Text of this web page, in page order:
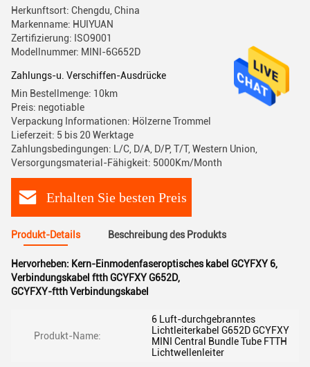
Herkunftsort: Chengdu, China
Markenname: HUIYUAN
Zertifizierung: ISO9001
Modellnummer: MINI-6G652D
Zahlungs-u. Verschiffen-Ausdrücke
Min Bestellmenge: 10km
Preis: negotiable
Verpackung Informationen: Hölzerne Trommel
Lieferzeit: 5 bis 20 Werktage
Zahlungsbedingungen: L/C, D/A, D/P, T/T, Western Union,
Versorgungsmaterial-Fähigkeit: 5000Km/Month
Erhalten Sie besten Preis
Produkt-Details Beschreibung des Produkts
Hervorheben: Kern-Einmodenfaseroptisches kabel GCYFXY 6,
Verbindungskabel ftth GCYFXY G652D,
GCYFXY-ftth Verbindungskabel
Produkt-Name:
6 Luft-durchgebranntes
Lichtleiterkabel G652D GCYFXY
MINI Central Bundle Tube FTTH
Lichtwellenleiter